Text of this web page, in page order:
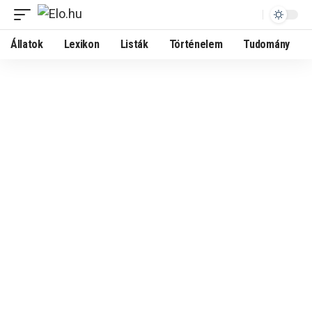
Állatok Lexikon Listák Történelem Tudomány